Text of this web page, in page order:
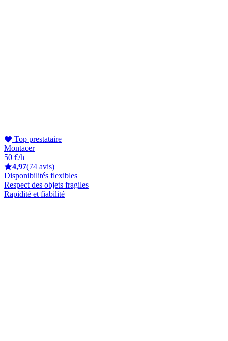
Top prestataire
Montacer
50 €/h
4,97(74 avis)
Disponibilités flexibles
Respect des objets fragiles
Rapidité et fiabilité